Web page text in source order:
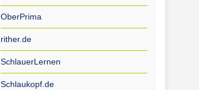
OberPrima
rither.de
SchlauerLernen
Schlaukopf.de